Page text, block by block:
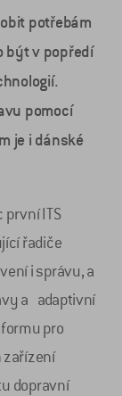
potřebám
být v popředí
pomocí
je i dánské
první ITS
řadiče
i správu, a
a adaptivní
pro
zařízení
dopravní